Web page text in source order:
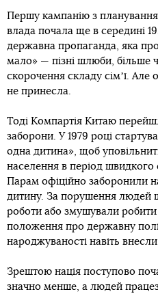
Першу кампанію з
влада почала ще в середині
державна пропаганда, яка
мало» — пізні шлюби, більше
скорочення складу сімʼї. Але
не принесла.
Тоді Компартія Китаю
заборони. У 1979 році
одна дитина», щоб
населення в період швидкого
Парам офіційно заборонили
дитину. За порушення людей
роботи або змушували робити
положення про державну
народжуваності навіть
Зрештою нація поступово
значно менше, а людей